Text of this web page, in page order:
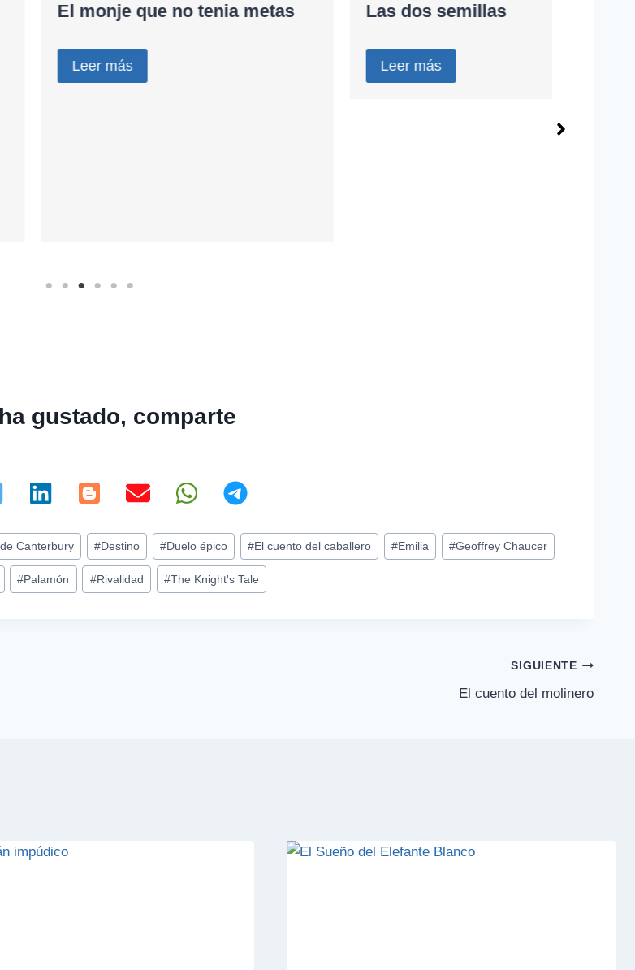
que no tenia metas Las dos semillas
gustado, comparte
Canterbury #Destino #Duelo épico #El cuento del caballero #Emilia #Geoffrey Chaucer
#Palamón #Rivalidad #The Knight's Tale
SIGUIENTE
El cuento del molinero